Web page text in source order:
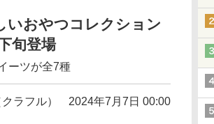
いおやつコレクション
旬登場
ーツが全7種
ラフル） 2024年7月7日 00:00